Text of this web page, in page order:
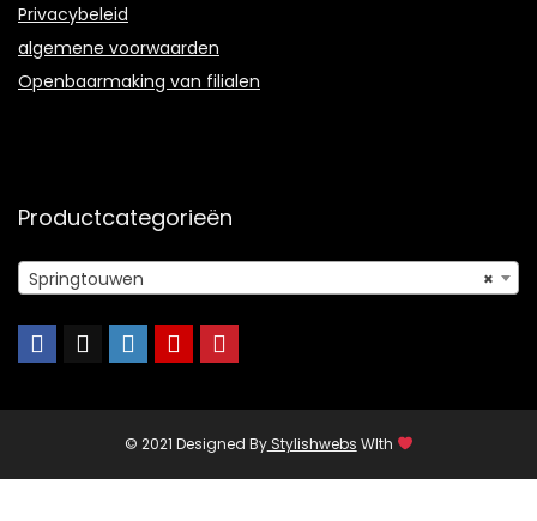
Privacybeleid
algemene voorwaarden
Openbaarmaking van filialen
Productcategorieën
×
Springtouwen
© 2021 Designed ByStylishwebs WIth